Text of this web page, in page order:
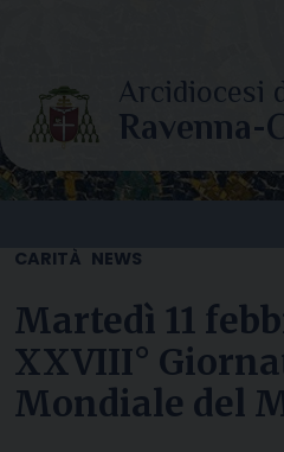
content
CARITÀ NEWS
Martedì 11
XXVIII°
Mondiale del